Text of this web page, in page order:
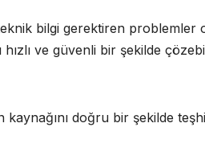
bilgi gerektiren problemler
ve güvenli bir şekilde
doğru bir şekilde